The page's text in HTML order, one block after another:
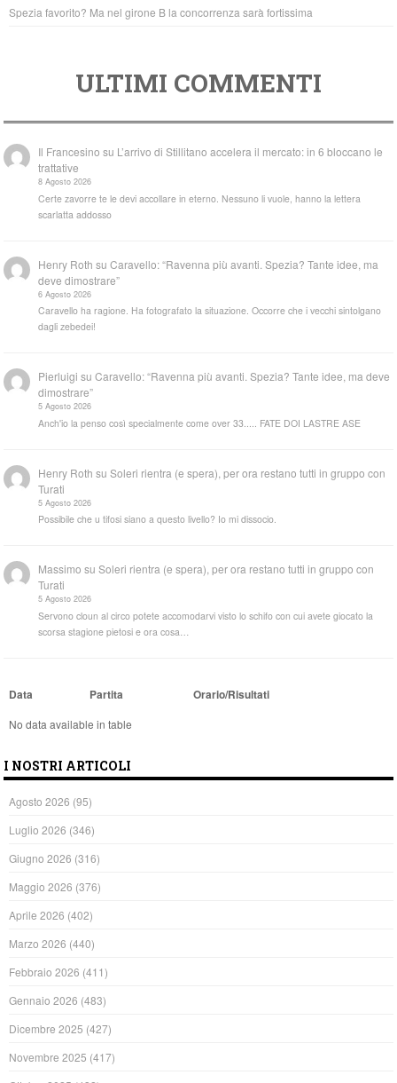
Spezia favorito? Ma nel girone B la concorrenza sarà fortissima
ULTIMI COMMENTI
Il Francesino su L’arrivo di Stillitano accelera il mercato: in 6 bloccano le
trattative
8 Agosto 2026
Certe zavorre te le devi accollare in eterno. Nessuno li vuole, hanno la lettera
scarlatta addosso
Henry Roth suCaravello: “Ravenna più avanti. Spezia? Tante idee, ma
deve dimostrare”
6 Agosto 2026
Caravello ha ragione. Ha fotografato la situazione. Occorre che i vecchi sintolgano
dagli zebedei!
Pierluigi suCaravello: “Ravenna più avanti. Spezia? Tante idee, ma deve
dimostrare”
5 Agosto 2026
Anch'io la penso così specialmente come over 33..... FATE DOI LASTRE ASE
Henry Roth suSoleri rientra (e spera), per ora restano tutti in gruppo con
Turati
5 Agosto 2026
Possibile che u tifosi siano a questo livello? Io mi dissocio.
Massimo suSoleri rientra (e spera), per ora restano tutti in gruppo con
Turati
5 Agosto 2026
Servono cloun al circo potete accomodarvi visto lo schifo con cui avete giocato la
scorsa stagione pietosi e ora cosa…
Data Partita Orario/Risultati
No data available in table
I NOSTRI ARTICOLI
Agosto 2026 (95)
Luglio 2026 (346)
Giugno 2026 (316)
Maggio 2026 (376)
Aprile 2026 (402)
Marzo 2026 (440)
Febbraio 2026 (411)
Gennaio 2026 (483)
Dicembre 2025 (427)
Novembre 2025 (417)